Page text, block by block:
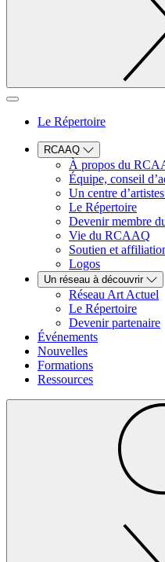
Le Répertoire
RCAAQ
À propos du
Équipe, conseil
Un centre
Le Répertoire
Devenir membre
Vie du RCAAQ
Soutien et
Logos
Un réseau à découvrir
Réseau Art Actuel
Le Répertoire
Devenir partenaire
Événements
Nouvelles
Formations
Ressources